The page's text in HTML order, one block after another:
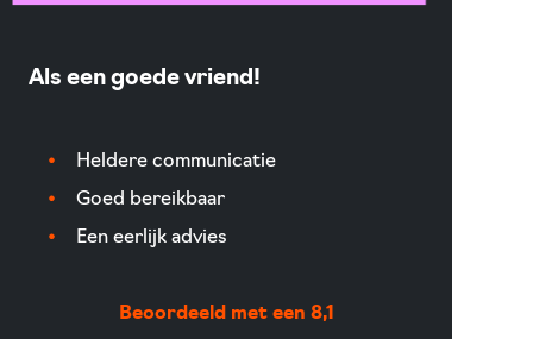
Als een goede vriend!
Heldere communicatie
Goed bereikbaar
Een eerlijk advies
Beoordeeld met een 8,1